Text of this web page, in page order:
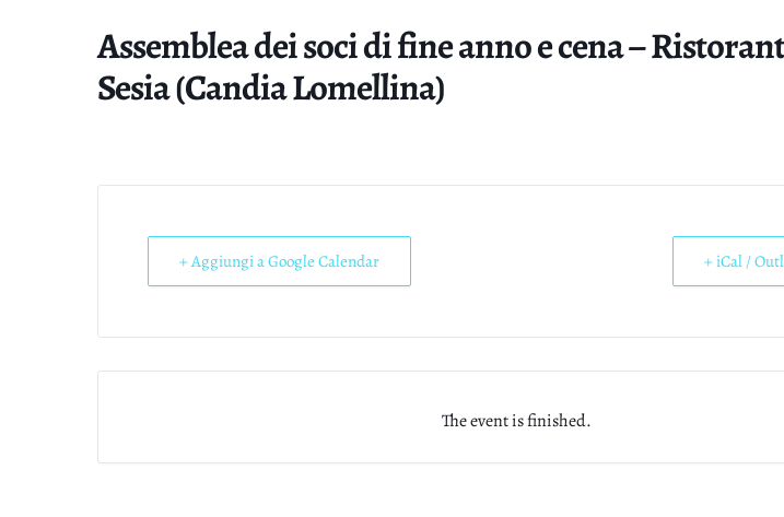
Assemblea dei soci di fine anno e cena –
Sesia (Candia Lomellina)
+ Aggiungi a Google Calendar + iCal /
The event is finished.